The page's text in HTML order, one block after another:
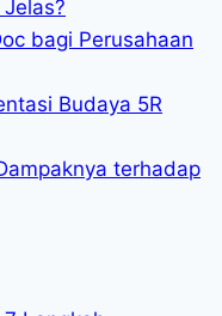
bagi Perusahaan
Budaya 5R
terhadap